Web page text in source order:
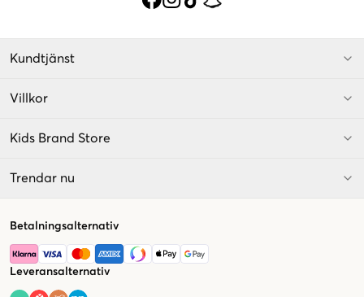
Kundtjänst
Villkor
Kids Brand Store
Trendar nu
Betalningsalternativ
Leveransalternativ